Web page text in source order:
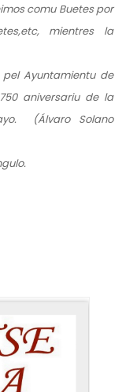
comu Buetes por
mientres la
Ayuntamientu de
aniversariu de la
(Álvaro Solano